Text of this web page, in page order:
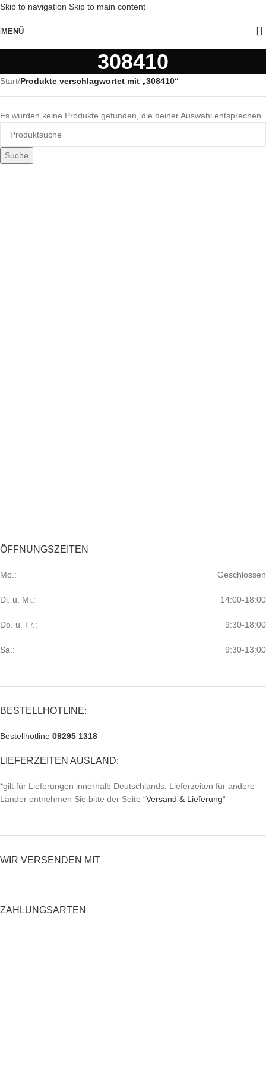
Skip to navigation Skip to main content
MENÜ
308410
Start/Produkte verschlagwortet mit „308410“
Es wurden keine Produkte gefunden, die deiner Auswahl entsprechen.
Suche
ÖFFNUNGSZEITEN
Mo.: Geschlossen
Di. u. Mi.: 14:00-18:00
Do. u. Fr.: 9:30-18:00
Sa.: 9:30-13:00
BESTELLHOTLINE:
Bestellhotline 09295 1318
LIEFERZEITEN AUSLAND:
*gilt für Lieferungen innerhalb Deutschlands, Lieferzeiten für andere
Länder entnehmen Sie bitte der Seite “Versand & Lieferung“
WIR VERSENDEN MIT
ZAHLUNGSARTEN